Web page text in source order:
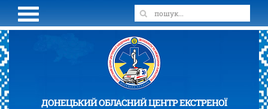
ДОНЕЦЬКИЙ ОБЛАСНИЙ ЦЕНТР ЕКСТРЕНОЇ